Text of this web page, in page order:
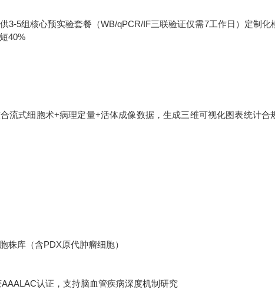
3-5组核心预实验套餐（WB/qPCR/IF三联验证仅需7工作日）定制
40%
流式细胞术+病理定量+活体成像数据，生成三维可视化图表统计
株库（含PDX原代肿瘤细胞）
认证，支持脑血管疾病深度机制研究